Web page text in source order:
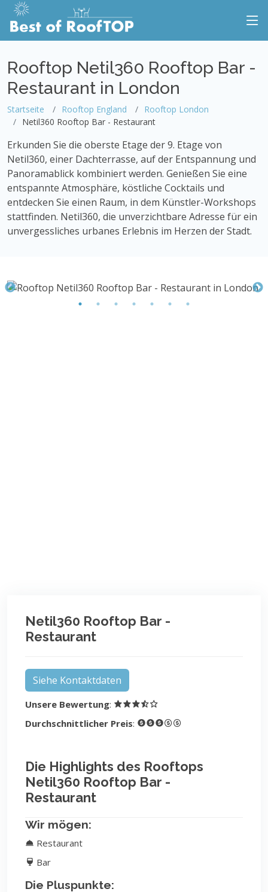
Rooftop Netil360 Rooftop Bar -
Restaurant in London
Startseite Rooftop England
Rooftop London
Netil360 Rooftop Bar - Restaurant
Erkunden Sie die oberste Etage der 9. Etage von
Netil360, einer Dachterrasse, auf der Entspannung und
Panoramablick kombiniert werden. Genießen Sie eine
entspannte Atmosphäre, köstliche Cocktails und
entdecken Sie einen Raum, in dem Künstler-Workshops
stattfinden. Netil360, die unverzichtbare Adresse für ein
unvergessliches urbanes Erlebnis im Herzen der Stadt.
Netil360 Rooftop Bar -
Restaurant
Siehe Kontaktdaten
Unsere Bewertung:
Durchschnittlicher Preis:
Die Highlights des Rooftops
Netil360 Rooftop Bar -
Restaurant
Wir mögen:
Restaurant
Bar
Die Pluspunkte: